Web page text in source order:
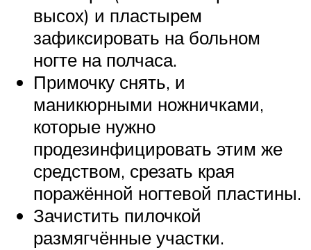
высох) и пластырем
зафиксировать на больном
ногте на полчаса.
Примочку снять, и
маникюрными ножничками,
которые нужно
продезинфицировать этим же
средством, срезать края
поражённой ногтевой пластины.
Зачистить пилочкой
размягчённые участки.